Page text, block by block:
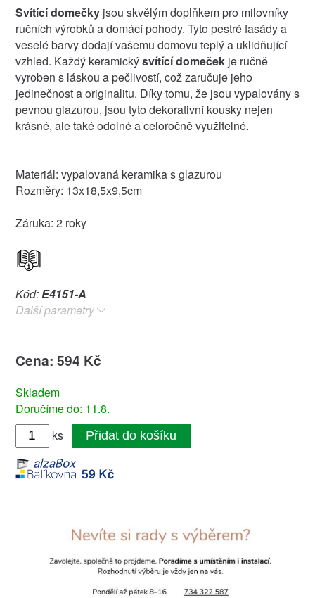
Svítící domečkyjsou skvělým doplňkem pro milovníky
ručních výrobků a domácí pohody. Tyto pestré fasády a
veselé barvy dodají vašemu domovu teplý a uklidňující
vzhled. Každý keramickýsvítící domečekje ručně
vyroben s láskou a pečlivostí, což zaručuje jeho
jedinečnost a originalitu. Díky tomu, že jsou vypalovány s
pevnou glazurou, jsou tyto dekorativní kousky nejen
krásné, ale také odolné a celoročně využitelné.
Materiál: vypalovaná keramika s glazurou
Rozměry: 13x18,5x9,5cm
Záruka: 2 roky
Kód:E4151-A
Další parametry
Cena: 594 Kč
Skladem
Doručíme do: 11.8.
ks
Přidat do košíku